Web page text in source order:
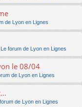
de Lyon en Lignes
Le forum de Lyon en Lignes
le 08/04
de Lyon en Lignes
forum de Lyon en Lignes